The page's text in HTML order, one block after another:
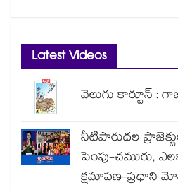
Latest Videos
వెలుగు కార్టూన్
నీటిపారుదల
పెంపు-చమురు,
క్షమాపణ-ప్రధాని